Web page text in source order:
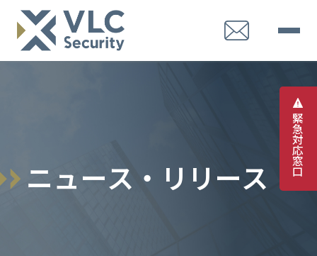
緊
急
対
応
窓
口
ニュース ・ リ リ ース